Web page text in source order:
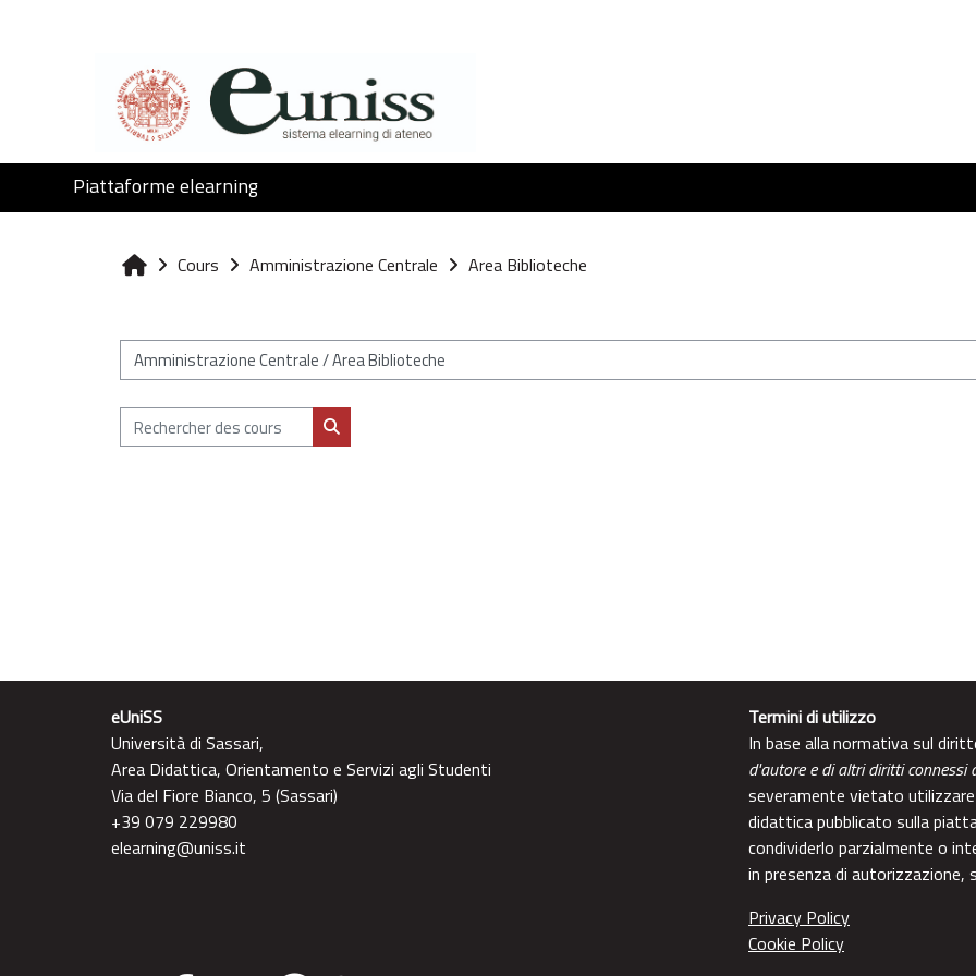
Piattaforme elearning
Accueil
Cours Amministrazione Centrale Area Biblioteche
Catégories de cours
Rechercher des cours
Rechercher des cours
eUniSS
Università di Sassari,
Area Didattica, Orientamento e Servizi agli Studenti
Via del Fiore Bianco, 5 (Sassari)
+39 079 229980
elearning@uniss.it
Termini di utilizzo
In base alla normativa sul
d'autore e di altri diritti connessi
severamente vietato
didattica pubblicato sulla
condividerlo parzialmente o
in presenza di autorizzazione,
Privacy Policy
Cookie Policy